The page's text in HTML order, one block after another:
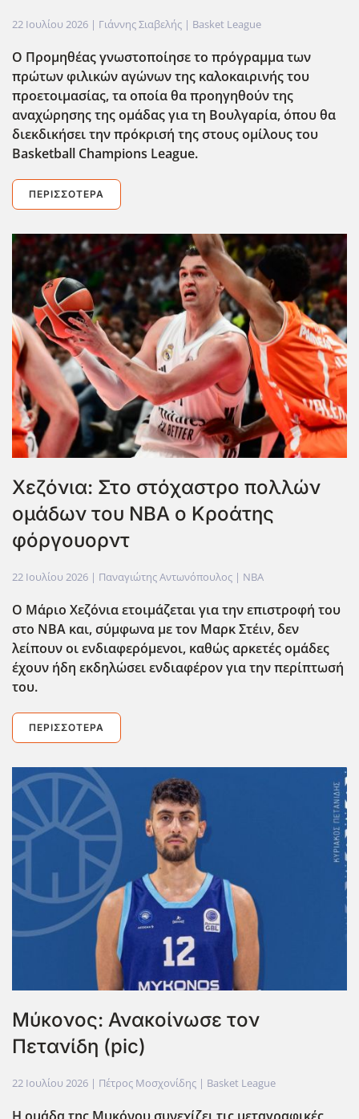
22 Ιουλίου 2026 | Γιάννης Σιαβελής | Basket League
Ο Προμηθέας γνωστοποίησε το πρόγραμμα των
πρώτων φιλικών αγώνων της καλοκαιρινής του
προετοιμασίας, τα οποία θα προηγηθούν της
αναχώρησης της ομάδας για τη Βουλγαρία, όπου θα
διεκδικήσει την πρόκρισή της στους ομίλους του
Basketball Champions League.
ΠΕΡΙΣΣΌΤΕΡΑ
Χεζόνια: Στο στόχαστρο πολλών
ομάδων του ΝΒΑ ο Κροάτης
φόργουορντ
22 Ιουλίου 2026 | Παναγιώτης Αντωνόπουλος | NBA
Ο Μάριο Χεζόνια ετοιμάζεται για την επιστροφή του
στο ΝΒΑ και, σύμφωνα με τον Μαρκ Στέιν, δεν
λείπουν οι ενδιαφερόμενοι, καθώς αρκετές ομάδες
έχουν ήδη εκδηλώσει ενδιαφέρον για την περίπτωσή
του.
ΠΕΡΙΣΣΌΤΕΡΑ
Μύκονος: Ανακοίνωσε τον
Πετανίδη (pic)
22 Ιουλίου 2026 | Πέτρος Μοσχονίδης | Basket League